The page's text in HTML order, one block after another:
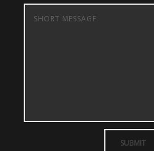
SUBMIT